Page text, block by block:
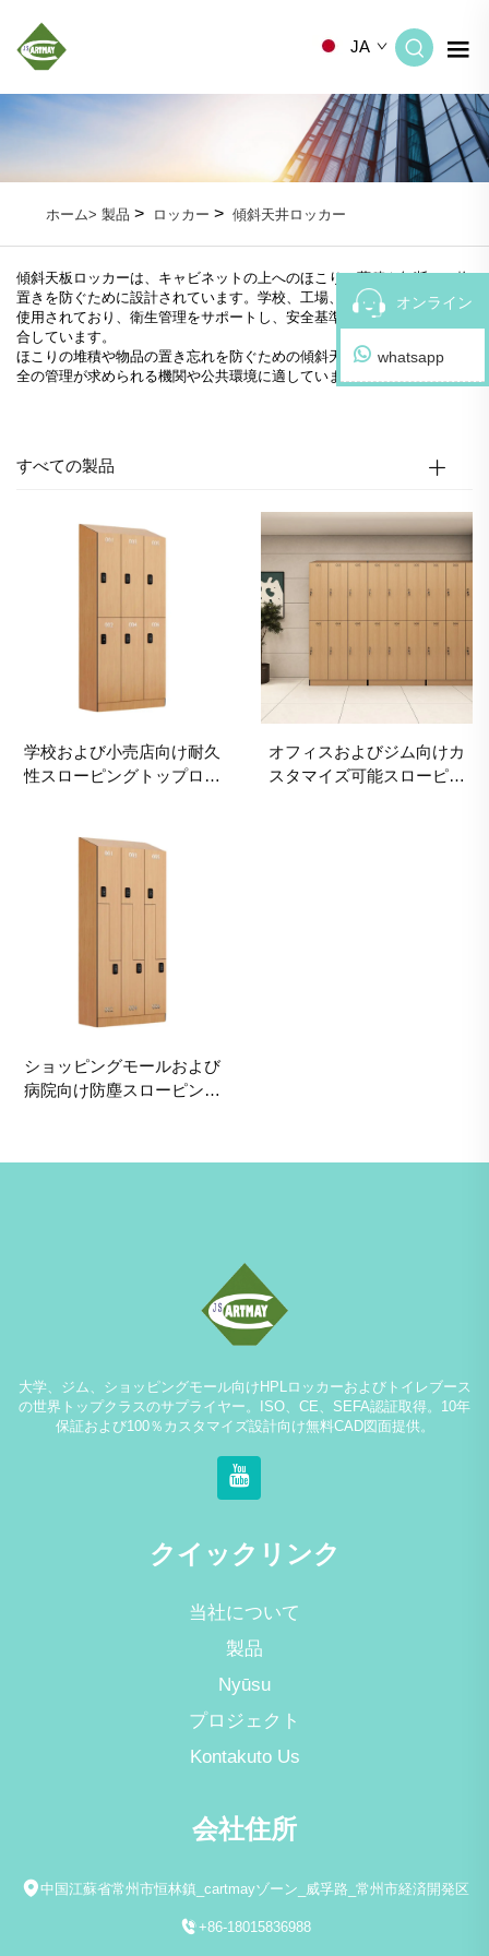
JA
ホーム> 製品 > ロッカー > 傾斜天井ロッカー
傾斜天板ロッカーは、キャビネットの上へのほこりの蓄積や無断での物
置きを防ぐために設計されています。学校、工場、公共施設などで広く
使用されており、衛生管理をサポートし、安全基準および施設基準に適
合しています。
ほこりの堆積や物品の置き忘れを防ぐための傾斜天板設計で、衛生・安
全の管理が求められる機関や公共環境に適しています。
すべての製品
学校および小売店向け耐久
性スローピングトップロッ
オフィスおよびジム向けカ
スタマイズ可能スローピン
ショッピングモールおよび
病院向け防塵スローピング
オンライン
whatsapp
大学、ジム、ショッピングモール向けHPLロッカーおよびトイレブース
の世界トップクラスのサプライヤー。ISO、CE、SEFA認証取得。10年
保証および100％カスタマイズ設計向け無料CAD図面提供。
クイックリンク
当社について
製品
Nyūsu
プロジェクト
Kontakuto Us
会社住所
中国江蘇省常州市恒林鎮_cartmayゾーン_威孚路_常州市経済開発区
+86-18015836988